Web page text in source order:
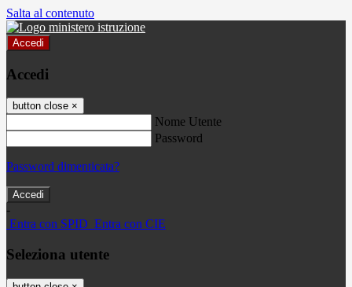
Salta al contenuto
Accedi
Accedi
button close ×
Nome Utente
Password
Password dimenticata?
-
Entra con SPID Entra con CIE
Seleziona utente